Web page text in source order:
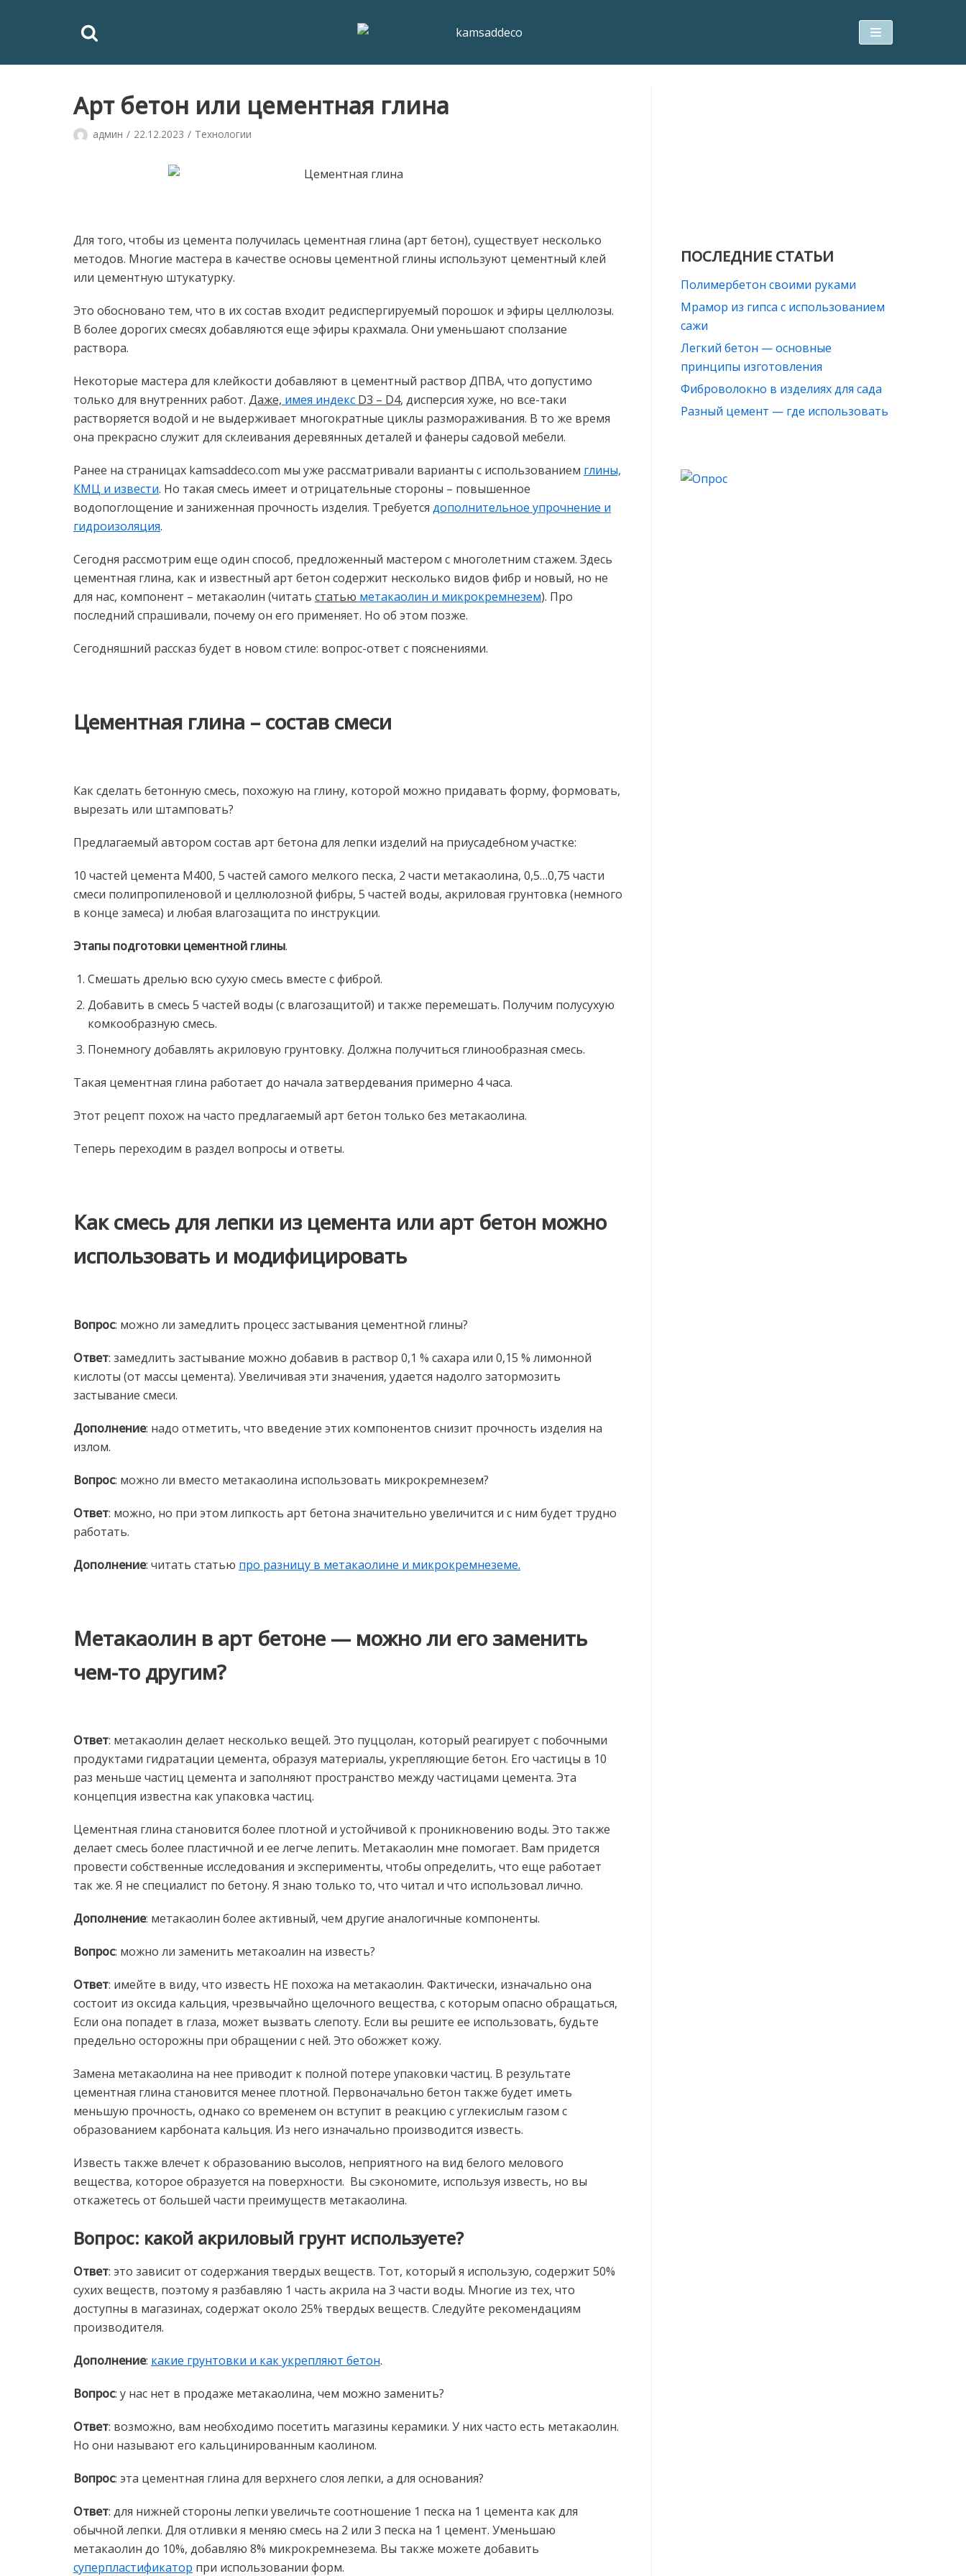
Арт бетон или цементная глина
админ 22.12.2023 Технологии
Для того, чтобы из цемента получилась цементная глина (арт бетон), существует несколько
методов. Многие мастера в качестве основы цементной глины используют цементный клей
или цементную штукатурку.
Это обосновано тем, что в их состав входит редиспергируемый порошок и эфиры целлюлозы.
В более дорогих смесях добавляются еще эфиры крахмала. Они уменьшают сползание
раствора.
Некоторые мастера для клейкости добавляют в цементный раствор ДПВА, что допустимо
только для внутренних работ. Даже, имея индекс D3 – D4, дисперсия хуже, но все-таки
растворяется водой и не выдерживает многократные циклы размораживания. В то же время
она прекрасно служит для склеивания деревянных деталей и фанеры садовой мебели.
Ранее на страницах kamsaddeco.com мы уже рассматривали варианты с использованием глины,
КМЦ и извести. Но такая смесь имеет и отрицательные стороны – повышенное
водопоглощение и заниженная прочность изделия. Требуется дополнительное упрочнение и
гидроизоляция.
Сегодня рассмотрим еще один способ, предложенный мастером с многолетним стажем. Здесь
цементная глина, как и известный арт бетон содержит несколько видов фибр и новый, но не
для нас, компонент – метакаолин (читать статью метакаолин и микрокремнезем). Про
последний спрашивали, почему он его применяет. Но об этом позже.
Сегодняшний рассказ будет в новом стиле: вопрос-ответ с пояснениями.
Цементная глина – состав смеси
Как сделать бетонную смесь, похожую на глину, которой можно придавать форму, формовать,
вырезать или штамповать?
Предлагаемый автором состав арт бетона для лепки изделий на приусадебном участке:
10 частей цемента М400, 5 частей самого мелкого песка, 2 части метакаолина, 0,5…0,75 части
смеси полипропиленовой и целлюлозной фибры, 5 частей воды, акриловая грунтовка (немного
в конце замеса) и любая влагозащита по инструкции.
Этапы подготовки цементной глины.
Смешать дрелью всю сухую смесь вместе с фиброй.
Добавить в смесь 5 частей воды (с влагозащитой) и также перемешать. Получим полусухую
комкообразную смесь.
Понемногу добавлять акриловую грунтовку. Должна получиться глинообразная смесь.
Такая цементная глина работает до начала затвердевания примерно 4 часа.
Этот рецепт похож на часто предлагаемый арт бетон только без метакаолина.
Теперь переходим в раздел вопросы и ответы.
Как смесь для лепки из цемента или арт бетон можно
использовать и модифицировать
Вопрос: можно ли замедлить процесс застывания цементной глины?
Ответ: замедлить застывание можно добавив в раствор 0,1 % сахара или 0,15 % лимонной
кислоты (от массы цемента). Увеличивая эти значения, удается надолго затормозить
застывание смеси.
Дополнение: надо отметить, что введение этих компонентов снизит прочность изделия на
излом.
Вопрос: можно ли вместо метакаолина использовать микрокремнезем?
Ответ: можно, но при этом липкость арт бетона значительно увеличится и с ним будет трудно
работать.
Дополнение: читать статью про разницу в метакаолине и микрокремнеземе.
Метакаолин в арт бетоне — можно ли его заменить
чем-то другим?
Ответ: метакаолин делает несколько вещей. Это пуццолан, который реагирует с побочными
продуктами гидратации цемента, образуя материалы, укрепляющие бетон. Его частицы в 10
раз меньше частиц цемента и заполняют пространство между частицами цемента. Эта
концепция известна как упаковка частиц.
Цементная глина становится более плотной и устойчивой к проникновению воды. Это также
делает смесь более пластичной и ее легче лепить. Метакаолин мне помогает. Вам придется
провести собственные исследования и эксперименты, чтобы определить, что еще работает
так же. Я не специалист по бетону. Я знаю только то, что читал и что использовал лично.
Дополнение: метакаолин более активный, чем другие аналогичные компоненты.
Вопрос: можно ли заменить метакоалин на известь?
Ответ: имейте в виду, что известь НЕ похожа на метакаолин. Фактически, изначально она
состоит из оксида кальция, чрезвычайно щелочного вещества, с которым опасно обращаться,
Если она попадет в глаза, может вызвать слепоту. Если вы решите ее использовать, будьте
предельно осторожны при обращении с ней. Это обожжет кожу.
Замена метакаолина на нее приводит к полной потере упаковки частиц. В результате
цементная глина становится менее плотной. Первоначально бетон также будет иметь
меньшую прочность, однако со временем он вступит в реакцию с углекислым газом с
образованием карбоната кальция. Из него изначально производится известь.
Известь также влечет к образованию высолов, неприятного на вид белого мелового
вещества, которое образуется на поверхности. Вы сэкономите, используя известь, но вы
откажетесь от большей части преимуществ метакаолина.
Вопрос: какой акриловый грунт используете?
Ответ: это зависит от содержания твердых веществ. Тот, который я использую, содержит 50%
сухих веществ, поэтому я разбавляю 1 часть акрила на 3 части воды. Многие из тех, что
доступны в магазинах, содержат около 25% твердых веществ. Следуйте рекомендациям
производителя.
Дополнение: какие грунтовки и как укрепляют бетон.
Вопрос: у нас нет в продаже метакаолина, чем можно заменить?
Ответ: возможно, вам необходимо посетить магазины керамики. У них часто есть метакаолин.
Но они называют его кальцинированным каолином.
Вопрос: эта цементная глина для верхнего слоя лепки, а для основания?
Ответ: для нижней стороны лепки увеличьте соотношение 1 песка на 1 цемента как для
обычной лепки. Для отливки я меняю смесь на 2 или 3 песка на 1 цемент. Уменьшаю
метакаолин до 10%, добавляю 8% микрокремнезема. Вы также можете добавить
суперпластификатор при использовании форм.
ПОСЛЕДНИЕ СТАТЬИ
Полимербетон своими руками
Мрамор из гипса с использованием
сажи
Легкий бетон — основные
принципы изготовления
Фиброволокно в изделиях для сада
Разный цемент — где использовать